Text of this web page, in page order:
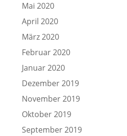
Mai 2020
April 2020
März 2020
Februar 2020
Januar 2020
Dezember 2019
November 2019
Oktober 2019
September 2019